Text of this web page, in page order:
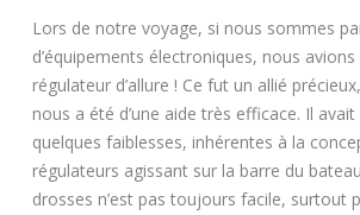
Lors de notre voyage, si nous sommes
d’équipements électroniques, nous
régulateur d’allure ! Ce fut un allié
nous a été d’une aide très efficace. Il
quelques faiblesses, inhérentes à la
régulateurs agissant sur la barre du
drosses n’est pas toujours facile, surtout